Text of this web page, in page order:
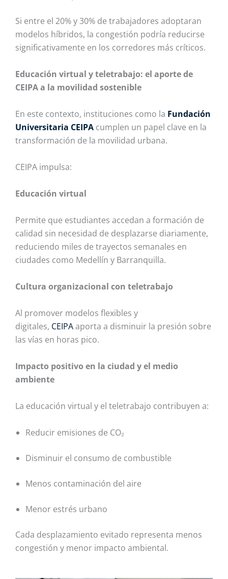
Si entre el 20% y 30% de trabajadores adoptaran
modelos híbridos, la congestión podría reducirse
significativamente en los corredores más críticos.
Educación virtual y teletrabajo: el aporte de
CEIPA a la movilidad sostenible
En este contexto, instituciones como la Fundación
Universitaria CEIPA cumplen un papel clave en la
transformación de la movilidad urbana.
CEIPA impulsa:
Educación virtual
Permite que estudiantes accedan a formación de
calidad sin necesidad de desplazarse diariamente,
reduciendo miles de trayectos semanales en
ciudades como Medellín y Barranquilla.
Cultura organizacional con teletrabajo
Al promover modelos flexibles y
digitales, CEIPAaporta a disminuir la presión sobre
las vías en horas pico.
Impacto positivo en la ciudad y el medio
ambiente
La educación virtual y el teletrabajo contribuyen a:
Reducir emisiones de CO₂
Disminuir el consumo de combustible
Menos contaminación del aire
Menor estrés urbano
Cada desplazamiento evitado representa menos
congestión y menor impacto ambiental.